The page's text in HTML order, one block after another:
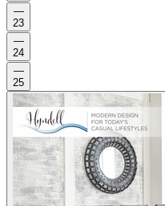
—
23
—
24
—
25